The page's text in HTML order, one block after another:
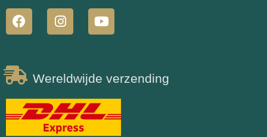
Wereldwijde verzending